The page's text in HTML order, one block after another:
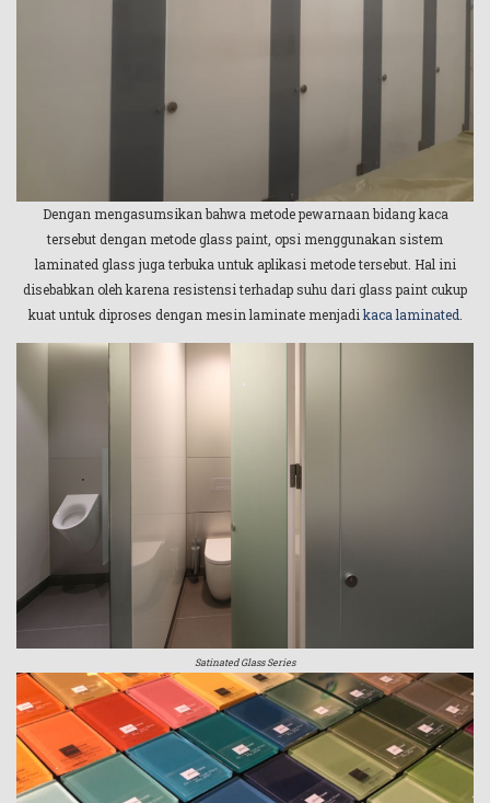
Dengan mengasumsikan bahwa metode pewarnaan bidang kaca
tersebut dengan metode glass paint, opsi menggunakan sistem
laminated glass juga terbuka untuk aplikasi metode tersebut. Hal ini
disebabkan oleh karena resistensi terhadap suhu dari glass paint cukup
kuat untuk diproses dengan mesin laminate menjadi kaca laminated
Satinated Glass Series